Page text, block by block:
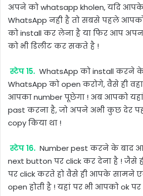
अपने को whatsapp kholen, यदि
WhatsApp नही है तो सबसे पहले
को install कर लेना है या फिर आप
को भी डिलीट कर सकते है !
स्टेप 15. WhatsApp को install करने
WhatsApp को open करोगे, वैसे ही
आपका number पूछेगा ! अब आपको यहां
past करना है, जो अपने अभी कुछ देर
copy किया था !
स्टेप 16. Number pest करने के बाद
next button पर click कर देना है ! जैसे
पर click करते हो वैसे ही आपके सामने
open होती है ! यहां पर भी आपको ok